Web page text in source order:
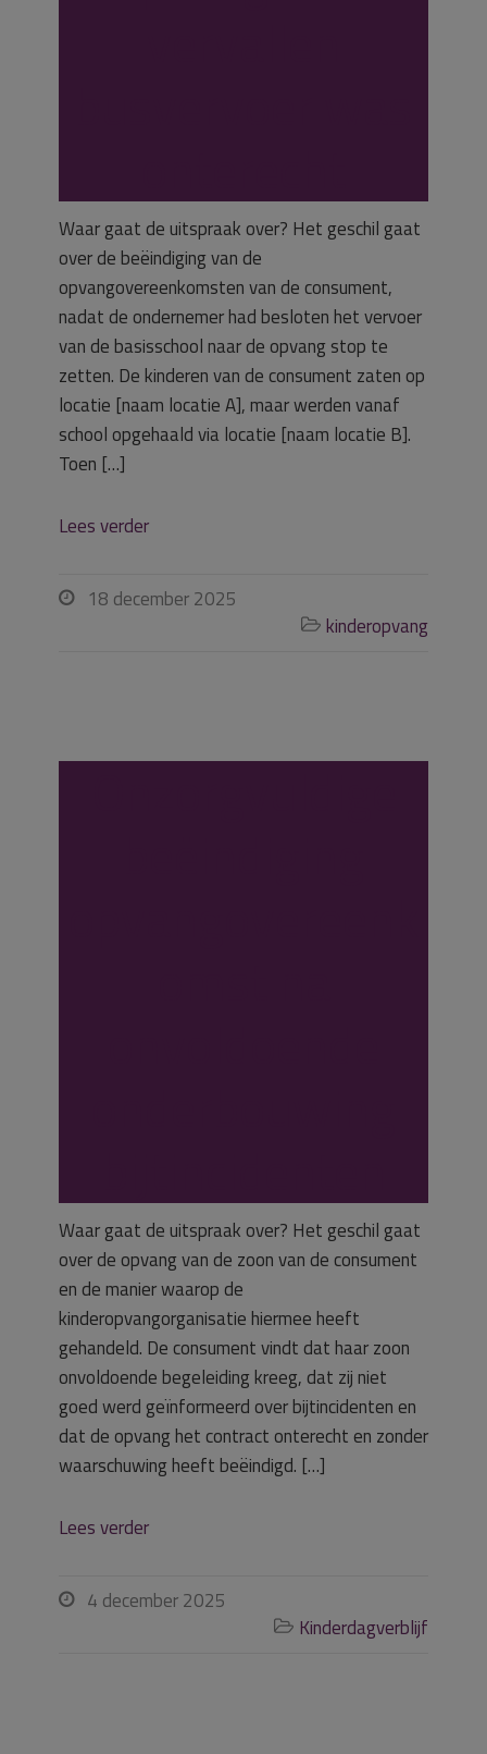
Waar gaat de uitspraak over? Het geschil gaat
over de beëindiging van de
opvangovereenkomsten van de consument,
nadat de ondernemer had besloten het vervoer
van de basisschool naar de opvang stop te
zetten. De kinderen van de consument zaten op
locatie [naam locatie A], maar werden vanaf
school opgehaald via locatie [naam locatie B].
Toen […]
Lees verder
 18 december 2025
 kinderopvang
Waar gaat de uitspraak over? Het geschil gaat
over de opvang van de zoon van de consument
en de manier waarop de
kinderopvangorganisatie hiermee heeft
gehandeld. De consument vindt dat haar zoon
onvoldoende begeleiding kreeg, dat zij niet
goed werd geïnformeerd over bijtincidenten en
dat de opvang het contract onterecht en zonder
waarschuwing heeft beëindigd. […]
Lees verder
 4 december 2025
 Kinderdagverblijf